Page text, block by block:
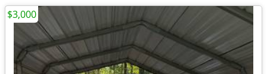
$3,000